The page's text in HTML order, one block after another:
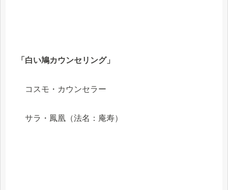
「白い鳩カウンセリング」
コスモ・カウンセラー
サラ・鳳凰（法名：庵寿）